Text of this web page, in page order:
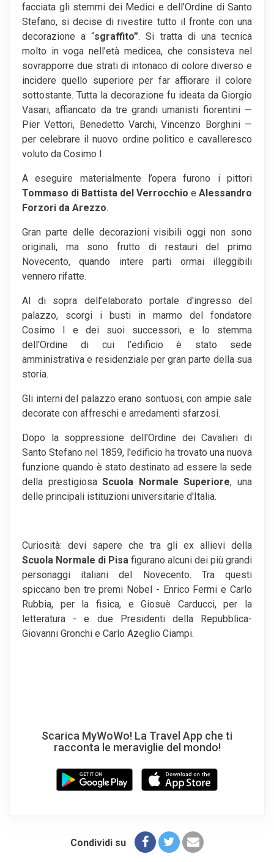
facciata gli stemmi dei Medici e dell’Ordine di Santo
Stefano, si decise di rivestire tutto il fronte con una
decorazione a “sgraffito”. Si tratta di una tecnica
molto in voga nell’età medicea, che consisteva nel
sovrapporre due strati di intonaco di colore diverso e
incidere quello superiore per far affiorare il colore
sottostante. Tutta la decorazione fu ideata da Giorgio
Vasari, affiancato da tre grandi umanisti fiorentini —
Pier Vettori, Benedetto Varchi, Vincenzo Borghini —
per celebrare il nuovo ordine politico e cavalleresco
voluto da Cosimo I.
A eseguire materialmente l’opera furono i pittori
Tommaso di Battista del Verrocchio e Alessandro
Forzori da Arezzo.
Gran parte delle decorazioni visibili oggi non sono
originali, ma sono frutto di restauri del primo
Novecento, quando intere parti ormai illeggibili
vennero rifatte.
Al di sopra dell’elaborato portale d'ingresso del
palazzo, scorgi i busti in marmo del fondatore
Cosimo I e dei suoi successori, e lo stemma
dell'Ordine di cui l’edificio è stato sede
amministrativa e residenziale per gran parte della sua
storia.
Gli interni del palazzo erano sontuosi, con ampie sale
decorate con affreschi e arredamenti sfarzosi.
Dopo la soppressione dell'Ordine dei Cavalieri di
Santo Stefano nel 1859, l'edificio ha trovato una nuova
funzione quando è stato destinato ad essere la sede
della prestigiosaScuola Normale Superiore, una
delle principali istituzioni universitarie d'Italia.
Curiosità: devi sapere che tra gli ex allievi della
Scuola Normale di Pisa figurano alcuni dei più grandi
personaggi italiani del Novecento. Tra questi
spiccano ben tre premi Nobel - Enrico Fermi e Carlo
Rubbia, per la fisica, e Giosuè Carducci, per la
letteratura - e due Presidenti della Repubblica-
Giovanni Gronchi e Carlo Azeglio Ciampi.
Scarica MyWoWo! La Travel App che ti
racconta le meraviglie del mondo!
Condividi su